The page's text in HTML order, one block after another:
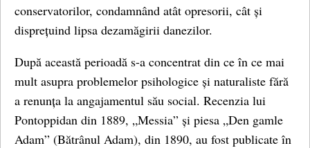
conservatorilor, condamnând atât opresorii, cât și
disprețuind lipsa dezamăgirii danezilor.
După această perioadă s-a concentrat din ce în ce mai
mult asupra problemelor psihologice și naturaliste fără
a renunța la angajamentul său social. Recenzia lui
Pontoppidan din 1889, „Messia” și piesa „Den gamle
Adam” (Bătrânul Adam), din 1890, au fost publicate în